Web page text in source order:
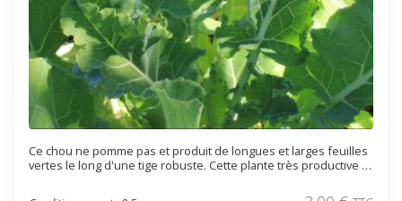
Ce chou ne pomme pas et produit de longues et larges feuilles
vertes le long d'une tige robuste. Cette plante très productive et
récoltent à l'automne et à l'hiver et peut résister jusqu'à -10°C.